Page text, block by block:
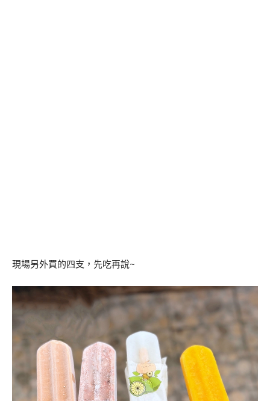
現場另外買的四支，先吃再說~